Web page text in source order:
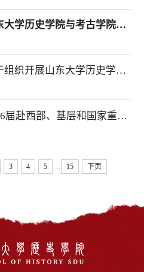
【公示】山东大学历史学院与考古学院2026届研究生会暨各学生服务组织拟任人选公示
【通知】关于组织开展山东大学历史学院与考古学院2026届学生组织学生干部换届工作的通知
【公示】2026届赴西部、基层和国家重点行业领域就业毕业生拟表彰人员公示
3 4 5 15 下页